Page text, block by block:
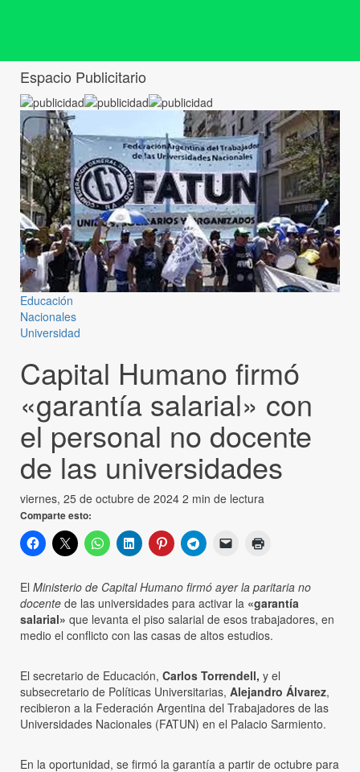
Espacio Publicitario
Educación
Nacionales
Universidad
Capital Humano firmó
«garantía salarial» con
el personal no docente
de las universidades
viernes, 25 de octubre de 2024 2 min de lectura
Comparte esto:
El Ministerio de Capital Humano firmó ayer la paritaria no
docente de las universidades para activar la «garantía
salarial» que levanta el piso salarial de esos trabajadores, en
medio el conflicto con las casas de altos estudios.
El secretario de Educación, Carlos Torrendell, y el
subsecretario de Políticas Universitarias, Alejandro Álvarez,
recibieron a la Federación Argentina del Trabajadores de las
Universidades Nacionales (FATUN) en el Palacio Sarmiento.
En la oportunidad, se firmó la garantía a partir de octubre para